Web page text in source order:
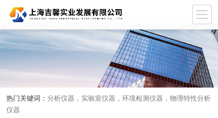
热门关键词：分析仪器，实验室仪器，环境检测仪器，物理特性分析
仪器